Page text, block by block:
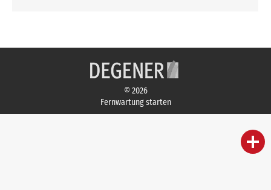
© 2026
Fernwartung starten